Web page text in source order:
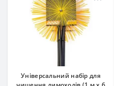
Універсальний набір для